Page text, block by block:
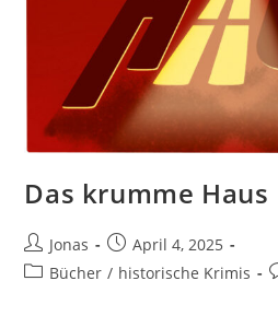
Das krumme Haus
Jonas
April 4, 2025
Bücher / historische Krimis